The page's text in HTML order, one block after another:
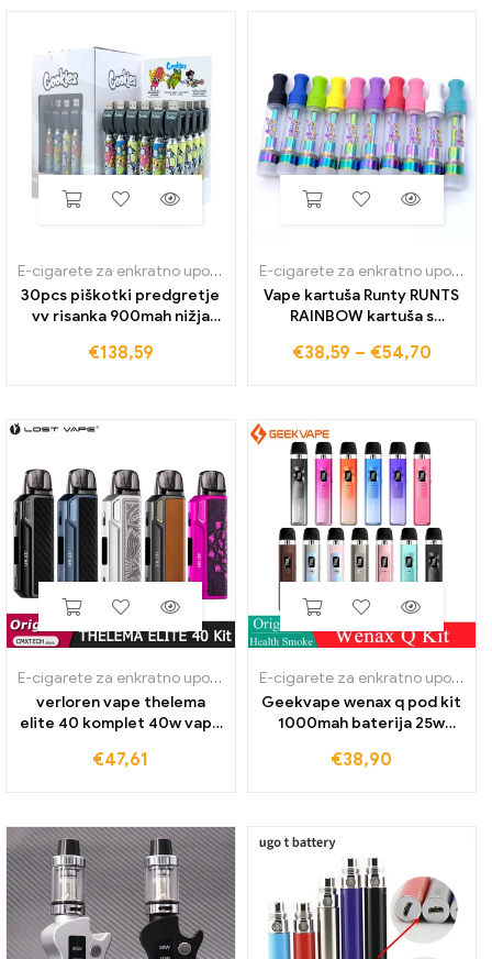
E-cigarete za enkratno uporabo
30pcs piškotki predgretje
vv risanka 900mah nižja
baterija usb polnilnik vape
€138,59
E-cigarete za enkratno uporabo
Vape kartuša Runty RUNTS
RAINBOW kartuša s
razpršilnik 510 Navojni
€38,59 – €54,70
E-cigarete za enkratno uporabo
verloren vape thelema
elite 40 komplet 40w vape
plus kartuša elektronska
€47,61
E-cigarete za enkratno uporabo
Geekvape wenax q pod kit
1000mah baterija 25w
vrhnjim polnjenjem
€38,90